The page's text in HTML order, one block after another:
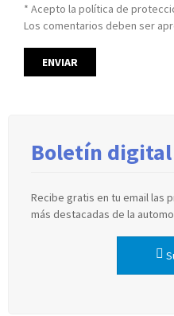
* Acepto la política de
Los comentarios deben ser
Boletín digital
Recibe gratis en tu email las
más destacadas de la